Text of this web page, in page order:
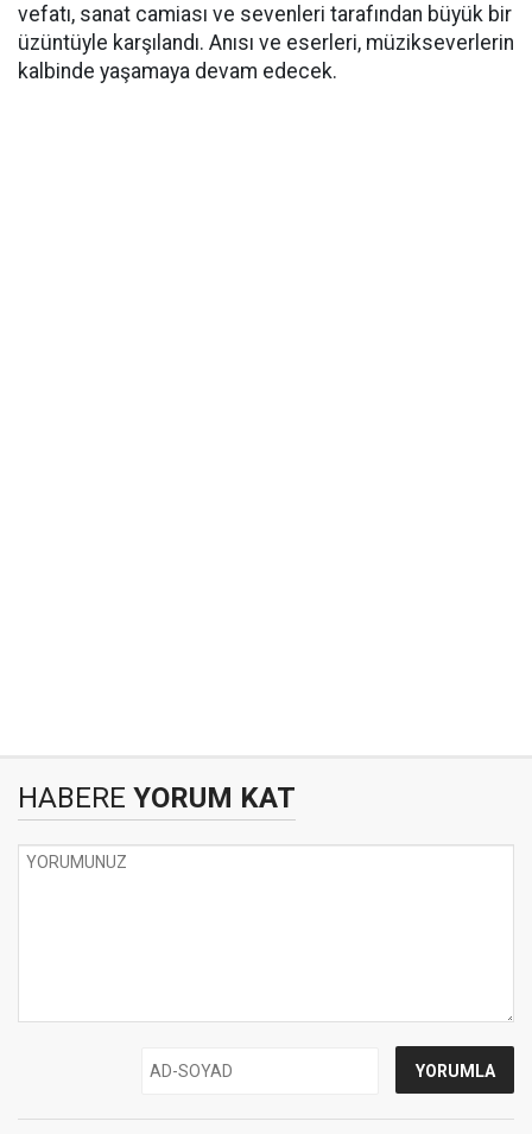
vefatı, sanat camiası ve sevenleri tarafından büyük bir
üzüntüyle karşılandı. Anısı ve eserleri, müzikseverlerin
kalbinde yaşamaya devam edecek.
HABERE YORUM KAT